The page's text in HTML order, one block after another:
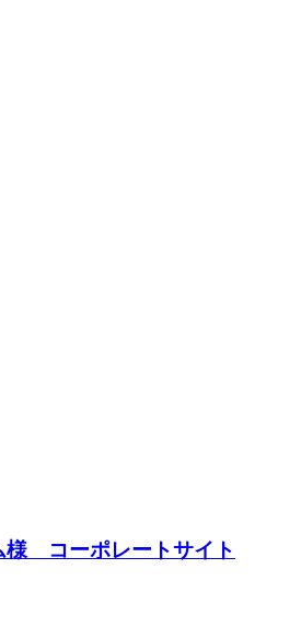
様 コーポレートサイト